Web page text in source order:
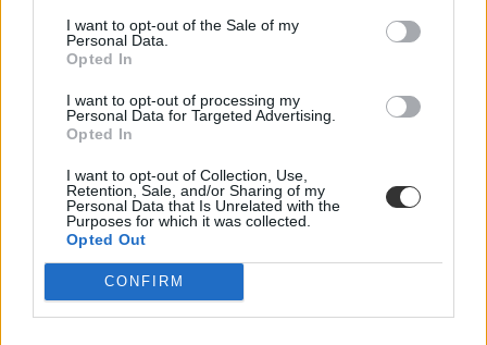
I want to opt-out of the Sale of my
Personal Data.
Opted In
I want to opt-out of processing my
Personal Data for Targeted Advertising.
Opted In
I want to opt-out of Collection, Use,
Retention, Sale, and/or Sharing of my
Personal Data that Is Unrelated with the
Purposes for which it was collected.
Opted Out
CONFIRM